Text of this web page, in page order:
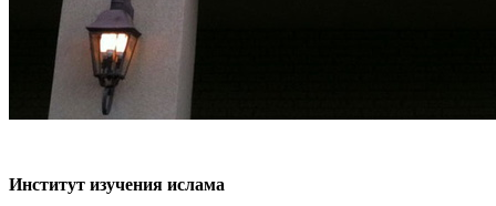
Институт изучения ислама